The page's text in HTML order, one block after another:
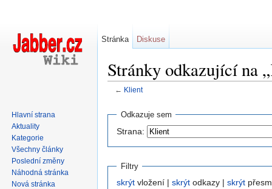
Stránky odkazující na
← Klient
Odkazuje sem
Strana:
Filtry
skrýt vložení | skrýt odkazy | skrýt
Stránka Diskuse
Hlavní strana
Aktuality
Kategorie
Všechny články
Poslední změny
Náhodná stránka
Nová stránka